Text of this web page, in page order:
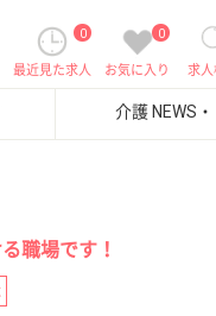
求
0
お気に入り
0
最近見た求人
介護 NEWS
職場です！